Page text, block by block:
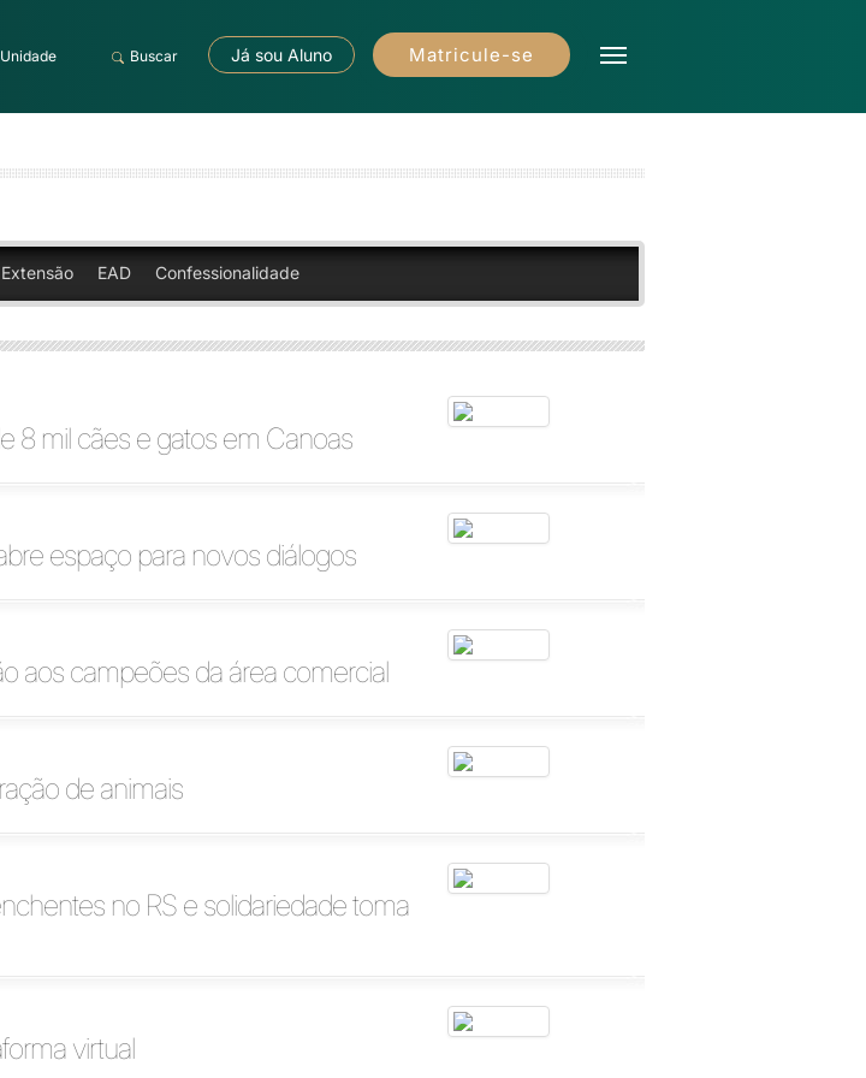
Buscar Já sou Aluno Matricule-se
Extensão EAD Confessionalidade
8 mil cães e gatos em Canoas
espaço para novos diálogos
aos campeões da área comercial
de animais
no RS e solidariedade toma
virtual